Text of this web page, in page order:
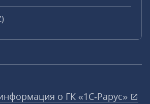
о ГК «1С‑Рарус»